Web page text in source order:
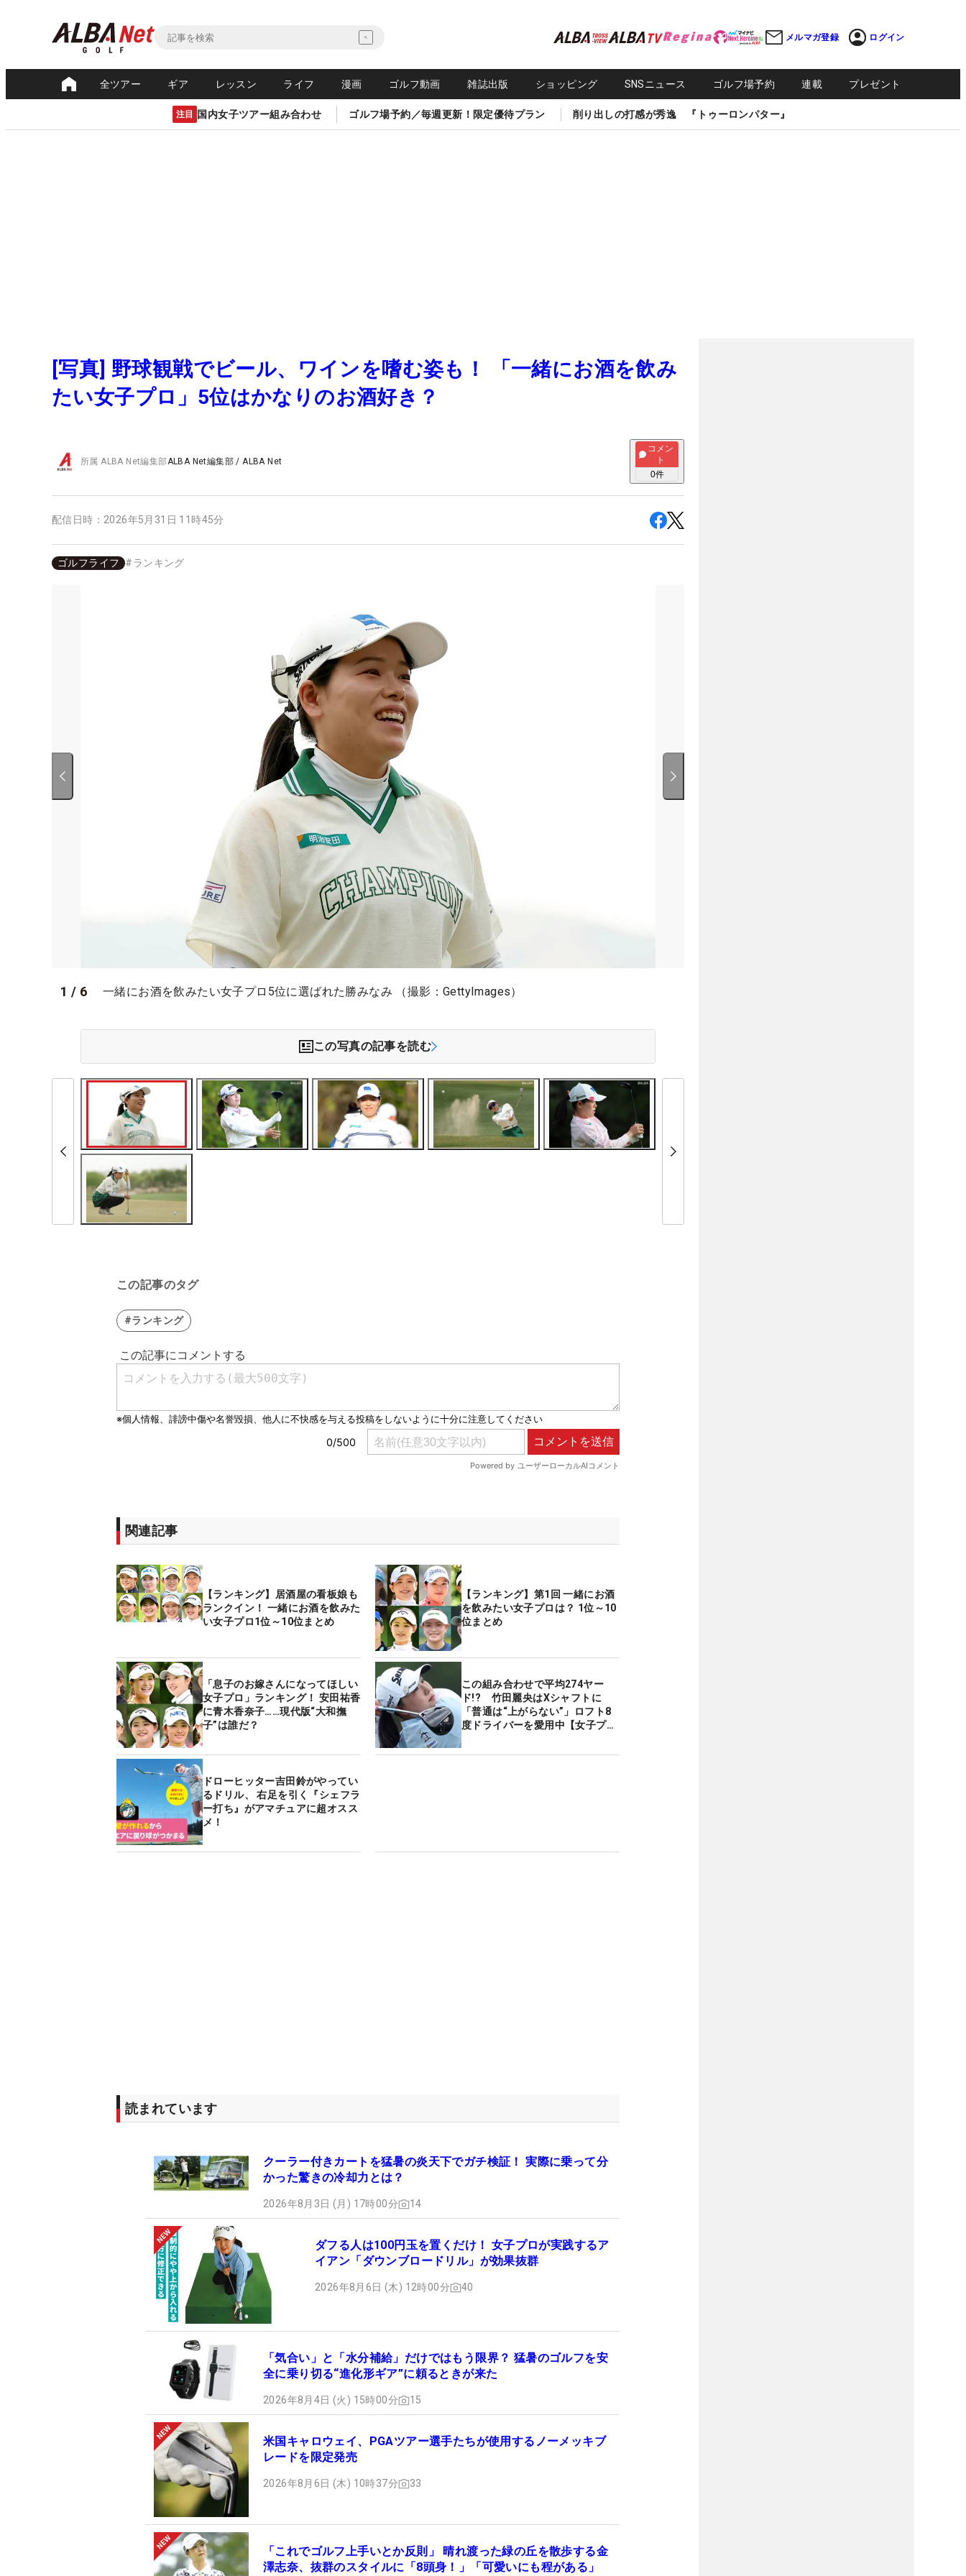
メルマガ登録 ログイン
全ツアー ギア レッスン ライフ 漫画 ゴルフ動画 雑誌出版 ショッピング SNSニュース ゴルフ場予約 連載 プレゼント
注目 国内女子ツアー組み合わせ ゴルフ場予約／毎週更新！限定優待プラン 削り出しの打感が秀逸 『トゥーロンパター』
[写真] 野球観戦でビール、ワインを嗜む姿も！ 「一緒にお酒を飲み
たい女子プロ」5位はかなりのお酒好き？
所属ALBA Net編集部ALBA Net編集部 /ALBA Net
コメン
ト
0件
配信日時： 2026年5月31日 11時45分
ゴルフライフ #ランキング
1 / 6 一緒にお酒を飲みたい女子プロ5位に選ばれた勝みなみ （撮影：GettyImages）
この写真の記事を読む
この記事のタグ
#ランキング
関連記事
【ランキング】居酒屋の看板娘も
ランクイン！ 一緒にお酒を飲みた
い女子プロ1位～10位まとめ
【ランキング】第1回 一緒にお酒
を飲みたい女子プロは？ 1位～10
位まとめ
「息子のお嫁さんになってほしい
女子プロ」ランキング！ 安田祐香
に青木香奈子……現代版“大和撫
子”は誰だ？
この組み合わせで平均274ヤー
ド!? 竹田麗央はXシャフトに
「普通は“上がらない”」ロフト8
度ドライバーを愛用中【女子プロ
ドローヒッター吉田鈴がやってい
るドリル、 右足を引く『シェフラ
ー打ち』がアマチュアに超オスス
メ！
読まれています
クーラー付きカートを猛暑の炎天下でガチ検証！ 実際に乗って分
かった驚きの冷却力とは？
2026年8月3日 (月) 17時00分 14
ダフる人は100円玉を置くだけ！ 女子プロが実践するア
イアン「ダウンブロードリル」が効果抜群
2026年8月6日 (木) 12時00分 40
「気合い」と「水分補給」だけではもう限界？ 猛暑のゴルフを安
全に乗り切る“進化形ギア”に頼るときが来た
2026年8月4日 (火) 15時00分 15
米国キャロウェイ、PGAツアー選手たちが使用するノーメッキブ
レードを限定発売
2026年8月6日 (木) 10時37分 33
「これでゴルフ上手いとか反則」 晴れ渡った緑の丘を散歩する金
澤志奈、抜群のスタイルに「8頭身！」「可愛いにも程がある」